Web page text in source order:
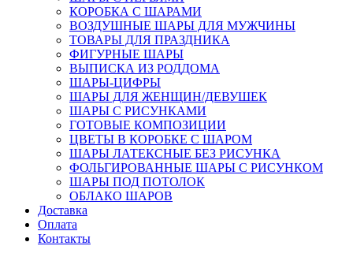
КОРОБКА С ШАРАМИ
ВОЗДУШНЫЕ ШАРЫ ДЛЯ МУЖЧИНЫ
ТОВАРЫ ДЛЯ ПРАЗДНИКА
ФИГУРНЫЕ ШАРЫ
ВЫПИСКА ИЗ РОДДОМА
ШАРЫ-ЦИФРЫ
ШАРЫ ДЛЯ ЖЕНЩИН/ДЕВУШЕК
ШАРЫ С РИСУНКАМИ
ГОТОВЫЕ КОМПОЗИЦИИ
ЦВЕТЫ В КОРОБКЕ С ШАРОМ
ШАРЫ ЛАТЕКСНЫЕ БЕЗ РИСУНКА
ФОЛЬГИРОВАННЫЕ ШАРЫ С РИСУНКОМ
ШАРЫ ПОД ПОТОЛОК
ОБЛАКО ШАРОВ
Доставка
Оплата
Контакты